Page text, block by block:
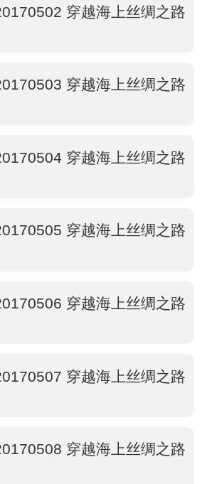
穿越海上丝绸之路
穿越海上丝绸之路
穿越海上丝绸之路
穿越海上丝绸之路
穿越海上丝绸之路
越海上丝绸之路
穿越海上丝绸之路